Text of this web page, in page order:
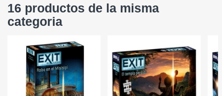
16 productos de la misma
categoria